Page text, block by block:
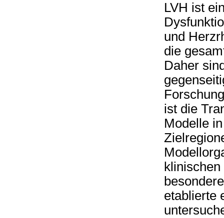
LVH ist
und
die
Daher
ist die
Modelle
etablierte